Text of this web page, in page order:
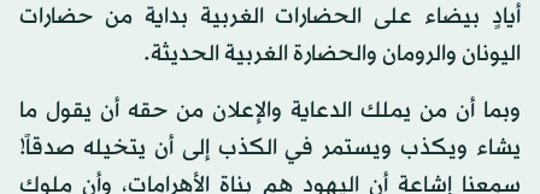
أيادٍ بيضاء على الحضارات الغربية بداية من حضارات
اليونان والرومان والحضارة الغربية الحديثة.
وبما أن من يملك الدعاية والإعلان من حقه أن يقول ما
يشاء ويكذب ويستمر في الكذب إلى أن يتخيله صدقاً!
سمعنا إشاعة أن اليهود هم بناة الأهرامات، وأن ملوك